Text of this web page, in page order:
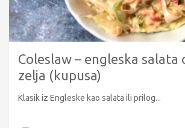
Coleslaw – engleska salata
zelja (kupusa)
Klasik iz Engleske kao salata ili prilog...